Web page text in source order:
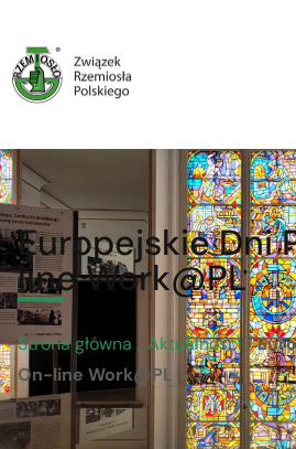
Europejskie Dni
line Work@PL
Strona główna / Aktualności/
On-line Work@PL